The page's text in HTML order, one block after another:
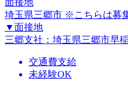
埼玉県三郷市 ※こちらは募
▼面接地
三郷支社：埼玉県三郷市早
交通費支給
未経験OK